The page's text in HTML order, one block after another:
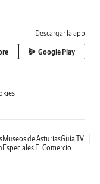
Descargar la app
Google Play
Museos de AsturiasGuía TV
Especiales El Comercio